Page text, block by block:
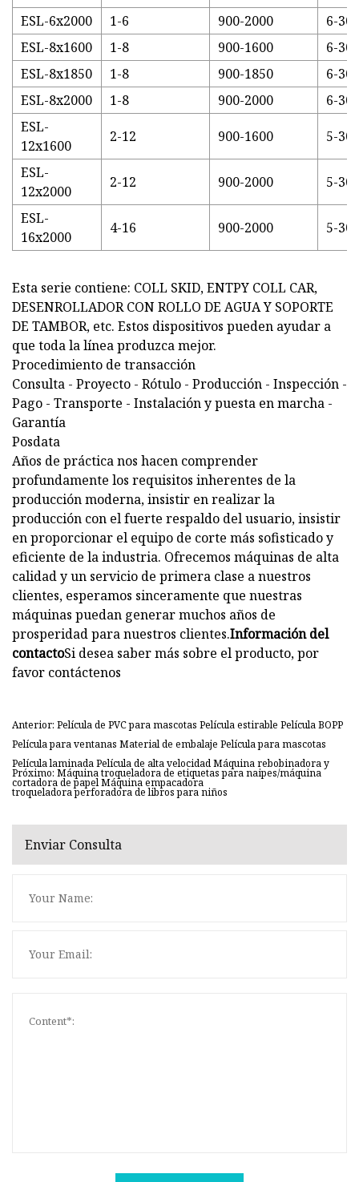
ESL-6x2000
1-6 900-2000
6-30
ESL-8x1600
1-8 900-1600
6-30
ESL-8x1850
1-8 900-1850
6-30
ESL-8x2000
1-8 900-2000
6-30
ESL-
12x1600
2-12 900-1600 5-30
ESL-
12x2000
2-12 900-2000 5-30
ESL-
16x2000
4-16 900-2000 5-30
Esta serie contiene: COLL SKID, ENTPY COLL CAR,
DESENROLLADOR CON ROLLO DE AGUA Y SOPORTE
DE TAMBOR, etc. Estos dispositivos pueden ayudar a
que toda la línea produzca mejor.
Procedimiento de transacción
Consulta - Proyecto - Rótulo - Producción - Inspección -
Pago - Transporte - Instalación y puesta en marcha -
Garantía
Posdata
Años de práctica nos hacen comprender
profundamente los requisitos inherentes de la
producción moderna, insistir en realizar la
producción con el fuerte respaldo del usuario, insistir
en proporcionar el equipo de corte más sofisticado y
eficiente de la industria. Ofrecemos máquinas de alta
calidad y un servicio de primera clase a nuestros
clientes, esperamos sinceramente que nuestras
máquinas puedan generar muchos años de
prosperidad para nuestros clientes.Información del
contactoSi desea saber más sobre el producto, por
favor contáctenos
Anterior: Película de PVC para mascotas Película estirable Película BOPP
Película para ventanas Material de embalaje Película para mascotas
Película laminada Película de alta velocidad Máquina rebobinadora y
cortadora de papel Máquina empacadora
Próximo: Máquina troqueladora de etiquetas para naipes/máquina
troqueladora perforadora de libros para niños
Enviar Consulta